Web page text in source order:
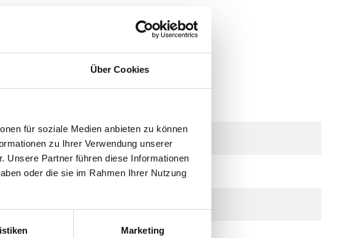
Über Cookies
für soziale Medien anbieten zu können
zu Ihrer Verwendung unserer
Unsere Partner führen diese Informationen
oder die sie im Rahmen Ihrer Nutzung
Marketing
V